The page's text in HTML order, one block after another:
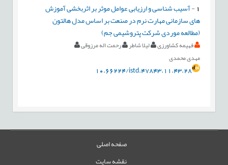
-آسیب شناسی و ارزیابی عوامل موثر بر اثربخشی آموزش
های سازمانی مهارت نرم در صنعت بر اساس مدل هالتون
(مطالعه موردی شرکت پتروشیمی جم)
فهیمه کشاورزی لیلا شاطر
رحمت اله مرزوقی
مهدی محمدی
10.66224/istd.47843.11.43.28
صفحه اصلی
نقشه سایت